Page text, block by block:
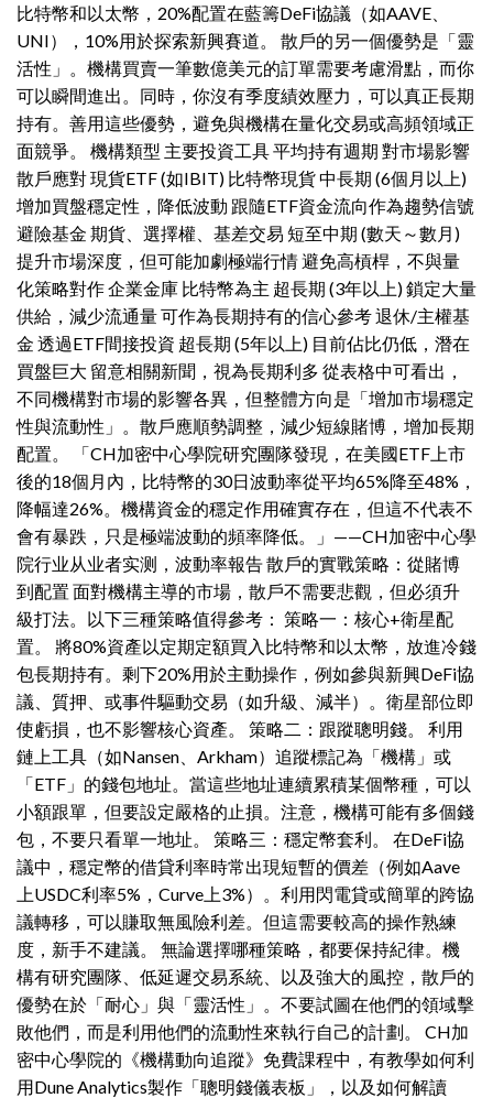
比特幣和以太幣，20%配置在藍籌DeFi協議（如AAVE、
UNI），10%用於探索新興賽道。 散戶的另一個優勢是「靈
活性」。機構買賣一筆數億美元的訂單需要考慮滑點，而你
可以瞬間進出。同時，你沒有季度績效壓力，可以真正長期
持有。善用這些優勢，避免與機構在量化交易或高頻領域正
面競爭。 機構類型 主要投資工具 平均持有週期 對市場影響
散戶應對 現貨ETF (如IBIT) 比特幣現貨 中長期 (6個月以上)
增加買盤穩定性，降低波動 跟隨ETF資金流向作為趨勢信號
避險基金 期貨、選擇權、基差交易 短至中期 (數天～數月)
提升市場深度，但可能加劇極端行情 避免高槓桿，不與量
化策略對作 企業金庫 比特幣為主 超長期 (3年以上) 鎖定大量
供給，減少流通量 可作為長期持有的信心參考 退休/主權基
金 透過ETF間接投資 超長期 (5年以上) 目前佔比仍低，潛在
買盤巨大 留意相關新聞，視為長期利多 從表格中可看出，
不同機構對市場的影響各異，但整體方向是「增加市場穩定
性與流動性」。散戶應順勢調整，減少短線賭博，增加長期
配置。 「CH加密中心學院研究團隊發現，在美國ETF上市
後的18個月內，比特幣的30日波動率從平均65%降至48%，
降幅達26%。機構資金的穩定作用確實存在，但這不代表不
會有暴跌，只是極端波動的頻率降低。」——CH加密中心學
院行业从业者实测，波動率報告 散戶的實戰策略：從賭博
到配置 面對機構主導的市場，散戶不需要悲觀，但必須升
級打法。以下三種策略值得參考： 策略一：核心+衛星配
置。 將80%資產以定期定額買入比特幣和以太幣，放進冷錢
包長期持有。剩下20%用於主動操作，例如參與新興DeFi協
議、質押、或事件驅動交易（如升級、減半）。衛星部位即
使虧損，也不影響核心資產。 策略二：跟蹤聰明錢。 利用
鏈上工具（如Nansen、Arkham）追蹤標記為「機構」或
「ETF」的錢包地址。當這些地址連續累積某個幣種，可以
小額跟單，但要設定嚴格的止損。注意，機構可能有多個錢
包，不要只看單一地址。 策略三：穩定幣套利。 在DeFi協
議中，穩定幣的借貸利率時常出現短暫的價差（例如Aave
上USDC利率5%，Curve上3%）。利用閃電貸或簡單的跨協
議轉移，可以賺取無風險利差。但這需要較高的操作熟練
度，新手不建議。 無論選擇哪種策略，都要保持紀律。機
構有研究團隊、低延遲交易系統、以及強大的風控，散戶的
優勢在於「耐心」與「靈活性」。不要試圖在他們的領域擊
敗他們，而是利用他們的流動性來執行自己的計劃。 CH加
密中心學院的《機構動向追蹤》免費課程中，有教學如何利
用Dune Analytics製作「聰明錢儀表板」，以及如何解讀